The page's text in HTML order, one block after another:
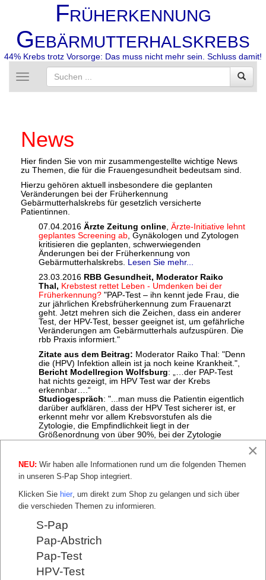
FRÜHERKENNUNG
GEBÄRMUTTERHALSKREBS
44% Krebs trotz Vorsorge: Das muss nicht mehr sein. Schluss damit!
Toggle
navigation
News
Hier finden Sie von mir zusammengestellte wichtige News
zu Themen, die für die Frauengesundheit bedeutsam sind.
Hierzu gehören aktuell insbesondere die geplanten
Veränderungen bei der Früherkennung
Gebärmutterhalskrebs für gesetzlich versicherte
Patientinnen.
07.04.2016 Ärzte Zeitung online Ärzte-Initiative lehnt
geplantes Screening ab , Gynäkologen und Zytologen
kritisieren die geplanten, schwerwiegenden
Änderungen bei der Früherkennung von
Gebärmutterhalskrebs. Lesen Sie mehr...
23.03.2016 RBB Gesundheit, Moderator Raiko
Thal, Krebstest rettet Leben - Umdenken bei der
Früherkennung? "PAP-Test – ihn kennt jede Frau, die
zur jährlichen Krebsfrüherkennung zum Frauenarzt
geht. Jetzt mehren sich die Zeichen, dass ein anderer
Test, der HPV-Test, besser geeignet ist, um gefährliche
Veränderungen am Gebärmutterhals aufzuspüren. Die
rbb Praxis informiert."
Zitate aus dem Beitrag: Moderator Raiko Thal: "Denn
die (HPV) Infektion allein ist ja noch keine Krankheit.",
Bericht Modellregion Wolfsburg: „…der PAP-Test
hat nichts gezeigt, im HPV Test war der Krebs
erkennbar….“
Studiogespräch: "...man muss die Patientin eigentlich
darüber aufklären, dass der HPV Test sicherer ist, er
erkennt mehr vor allem Krebsvorstufen als die
Zytologie, die Empfindlichkeit liegt in der
Größenordnung von über 90%, bei der Zytologie
zwischen 50 und 70 %..."
Neues, ist wiedersprüchlich und enthält falsche
Angaben.
Beispiele, die unseren Kommentar belegen:
Das Wolfsburger Pilotprojet wurde 2006 bis 2011
Mit einem HPV-Test kann Krebs nicht erkannt werden,
nur die Infektion, die allein ja noch keine Krankheit ist.
Es gibt keine wissenschaftlichen Daten, dass die
"Empfindlichkeit" der Zytologie zwischen 50 und 70%
liegt, die nachgewiesenen wissenschaftlichen Daten
liegen zwischen 20 und 35% für die konventionelle
×
NEU: Wir haben alle Informationen rund um die folgenden Themen
in unseren S-Pap Shop integriert.
Klicken Sie hier, um direkt zum Shop zu gelangen und sich über
die verschieden Themen zu informieren.
S-Pap
Pap-Abstrich
Pap-Test
HPV-Test